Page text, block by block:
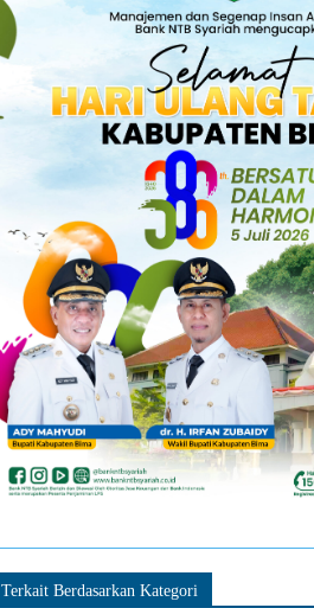
Terkait Berdasarkan Kategori